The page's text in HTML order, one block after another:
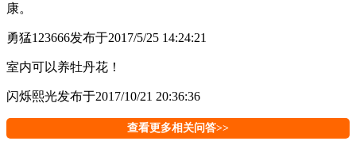
康。
勇猛123666发布于2017/5/25 14:24:21
室内可以养牡丹花！
闪烁熙光发布于2017/10/21 20:36:36
查看更多相关问答>>